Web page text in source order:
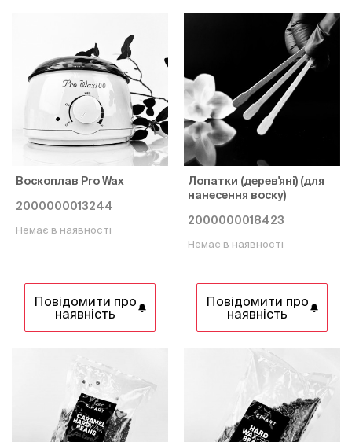
Воскоплав Pro Wax
2000000013244
Немає в наявності
Повідомити про
наявність
Лопатки (дерев'яні) (для
нанесення воску)
2000000018423
Немає в наявності
Повідомити про
наявність